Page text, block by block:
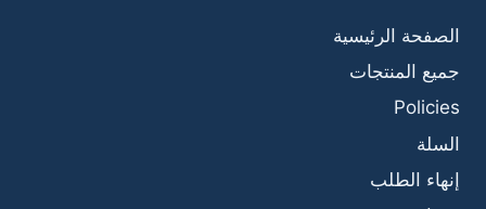
الصفحة الرئيسية
جميع المنتجات
Policies
السلة
إنهاء الطلب